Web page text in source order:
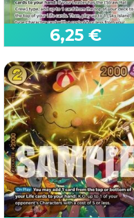
Nico Robin (OP15-109)
OP15 - Adventure on Kami’s
Island
6,25 €